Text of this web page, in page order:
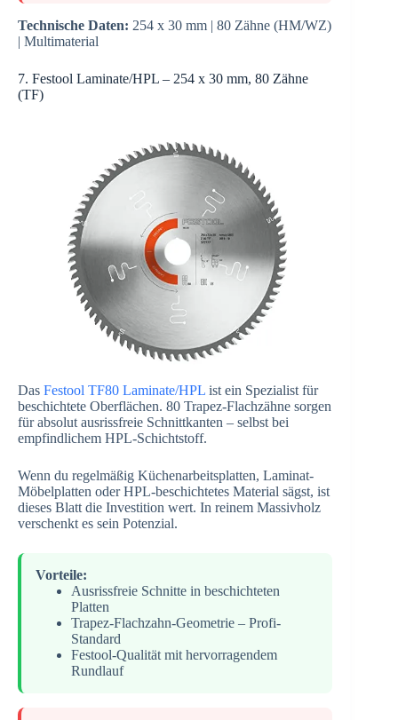
Technische Daten: 254 x 30 mm | 80 Zähne (HM/WZ)
| Multimaterial
7. Festool Laminate/HPL – 254 x 30 mm, 80 Zähne
(TF)
Das Festool TF80 Laminate/HPL ist ein Spezialist für
beschichtete Oberflächen. 80 Trapez-Flachzähne sorgen
für absolut ausrissfreie Schnittkanten – selbst bei
empfindlichem HPL-Schichtstoff.
Wenn du regelmäßig Küchenarbeitsplatten, Laminat-
Möbelplatten oder HPL-beschichtetes Material sägst, ist
dieses Blatt die Investition wert. In reinem Massivholz
verschenkt es sein Potenzial.
Vorteile:
Ausrissfreie Schnitte in beschichteten
Platten
Trapez-Flachzahn-Geometrie – Profi-
Standard
Festool-Qualität mit hervorragendem
Rundlauf